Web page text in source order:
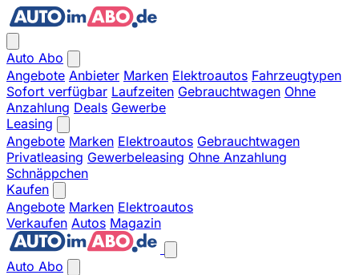
Auto Abo
Angebote Anbieter Marken Elektroautos Fahrzeugtypen
Sofort verfügbar Laufzeiten Gebrauchtwagen Ohne
Anzahlung Deals Gewerbe
Leasing
Angebote Marken Elektroautos Gebrauchtwagen
Privatleasing Gewerbeleasing Ohne Anzahlung
Schnäppchen
Kaufen
Angebote Marken Elektroautos
Verkaufen Autos Magazin
Auto Abo